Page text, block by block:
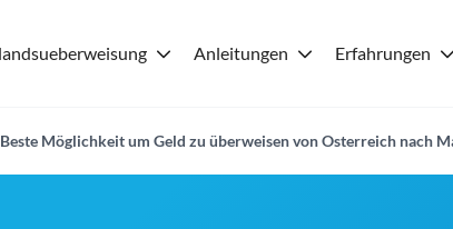
Anleitungen Erfahrungen
Beste Möglichkeit um Geld zu überweisen von Osterreich nach